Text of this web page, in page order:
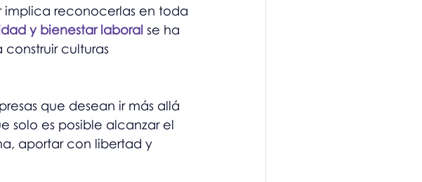
implica reconocerlas en toda
y bienestar laboral se ha
culturas
que desean ir más allá
solo es posible alcanzar el
aportar con libertad y